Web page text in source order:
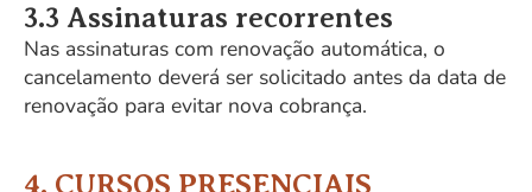
3.3 Assinaturas recorrentes
Nas assinaturas com renovação automática, o
cancelamento deverá ser solicitado antes da data de
renovação para evitar nova cobrança.
4. CURSOS PRESENCIAIS